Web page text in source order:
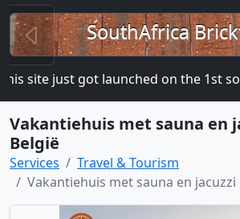
SouthAfrica
Previous
site just got launched on the 1st so
Vakantiehuis met sauna en
België
Services
Travel & Tourism
Vakantiehuis met sauna en jacuzzi